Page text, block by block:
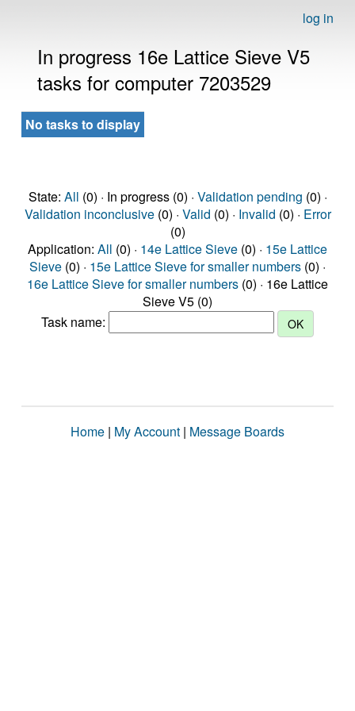
log in
In progress 16e Lattice Sieve V5
tasks for computer 7203529
No tasks to display
State: All (0) · In progress (0) · Validation pending (0) ·
Validation inconclusive(0) · Valid (0) · Invalid (0) · Error
(0)
Application: All (0) · 14e Lattice Sieve (0) · 15e Lattice
Sieve (0) · 15e Lattice Sieve for smaller numbers (0) ·
16e Lattice Sieve for smaller numbers (0) · 16e Lattice
Sieve V5 (0)
Task name:
Home | My Account | Message Boards